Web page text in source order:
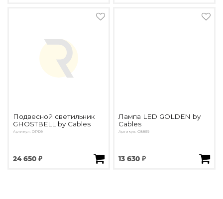
Подвесной светильник
GHOSTBELL by Cables
Артикул: OPD9
24 650 ₽
Лампа LED GOLDEN by
Cables
Артикул: O8859
13 630 ₽